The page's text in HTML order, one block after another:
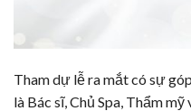
Tham dự lễ ra mắt có sự
là Bác sĩ, Chủ Spa, Thẩm